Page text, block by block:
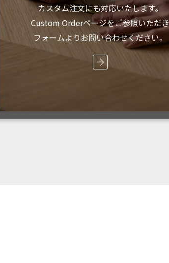
カスタム注文にも対応いたします。
Custom Orderページをご参照いただき
フォームよりお問い合わせください。